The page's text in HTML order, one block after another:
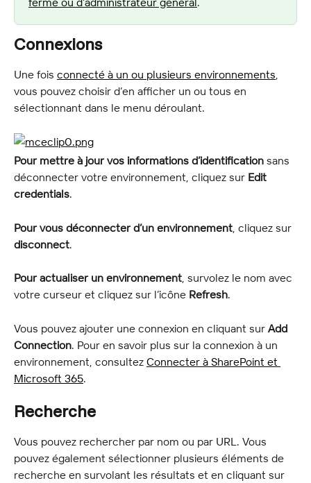
Connexions
Une fois connecté à un ou plusieurs environnements,
vous pouvez choisir d’en afficher un ou tous en
sélectionnant dans le menu déroulant.
Pour mettre à jour vos informations d’identification sans
déconnecter votre environnement, cliquez sur Edit
credentials.
Pour vous déconnecter d’un environnement , cliquez sur
disconnect.
Pour actualiser un environnement, survolez le nom avec
votre curseur et cliquez sur l’icône Refresh.
Vous pouvez ajouter une connexion en cliquant sur Add
Connection. Pour en savoir plus sur la connexion à un
environnement, consultez Connecter à SharePoint et
Microsoft 365.
Recherche
Vous pouvez rechercher par nom ou par URL. Vous
pouvez également sélectionner plusieurs éléments de
recherche en survolant les résultats et en cliquant sur